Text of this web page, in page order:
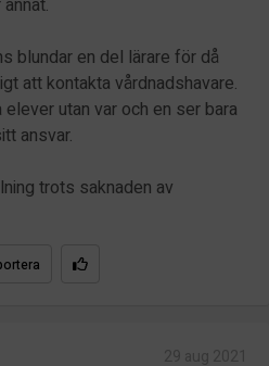
blundar en del lärare för då
att kontakta vårdnadshavare.
utan var och en ser bara
ansvar.
trots saknaden av